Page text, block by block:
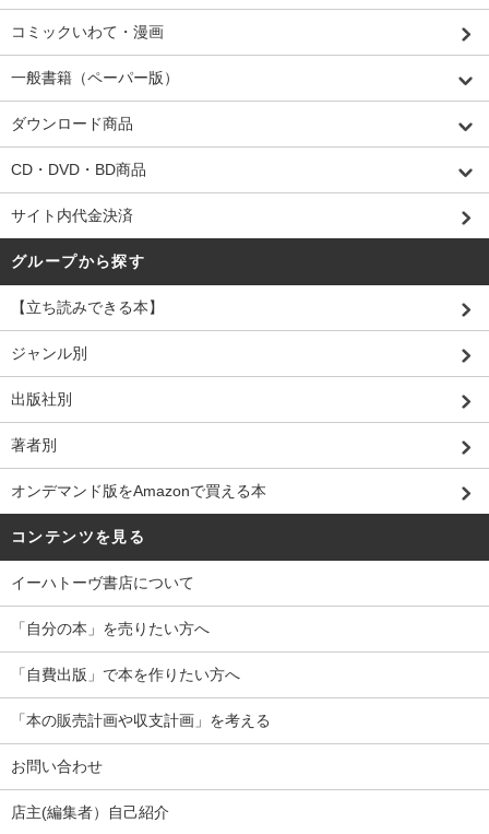
コミックいわて・漫画
一般書籍（ペーパー版）
ダウンロード商品
CD・DVD・BD商品
サイト内代金決済
グループから探す
【立ち読みできる本】
ジャンル別
出版社別
著者別
オンデマンド版をAmazonで買える本
コンテンツを見る
イーハトーヴ書店について
「自分の本」を売りたい方へ
「自費出版」で本を作りたい方へ
「本の販売計画や収支計画」を考える
お問い合わせ
店主(編集者）自己紹介